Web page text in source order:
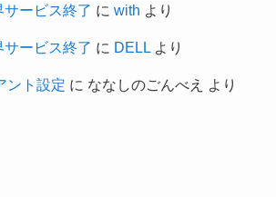
サービス終了 に with より
サービス終了 に DELL より
ント設定 に ななしのごんべえ より